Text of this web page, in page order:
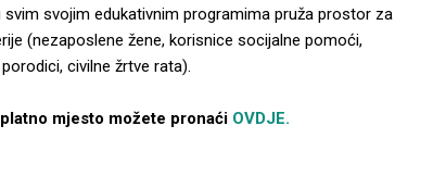
svojim edukativnim programima pruža prostor za
(nezaposlene žene, korisnice socijalne pomoći,
civilne žrtve rata).
mjesto možete pronaći OVDJE.